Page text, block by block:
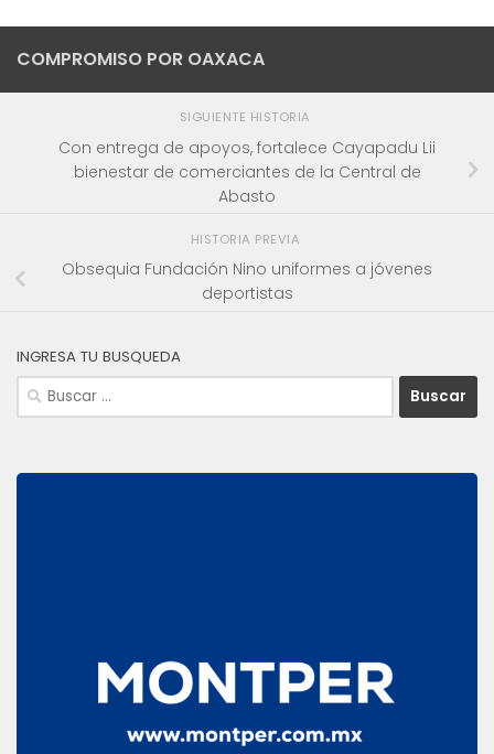
COMPROMISO POR OAXACA
SIGUIENTE HISTORIA
Con entrega de apoyos, fortalece Cayapadu Lii
bienestar de comerciantes de la Central de
Abasto
HISTORIA PREVIA
Obsequia Fundación Nino uniformes a jóvenes
deportistas
INGRESA TU BUSQUEDA
Buscar: